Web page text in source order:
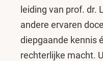
leiding van prof. dr.
andere ervaren
diepgaande kennis
rechterlijke macht.